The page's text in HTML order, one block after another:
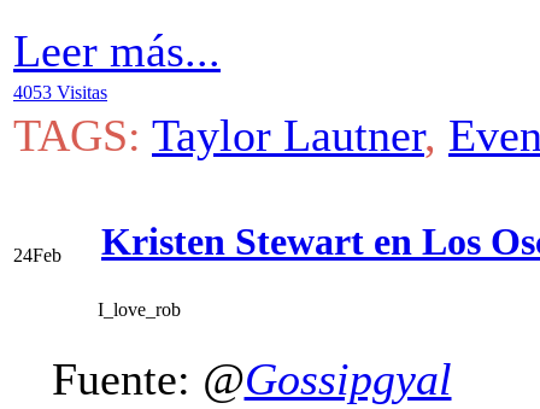
Leer más...
4053 Visitas
TAGS: Taylor Lautner,
24Feb Kristen Stewart en Los
I_love_rob
Fuente: @Gossipgyal